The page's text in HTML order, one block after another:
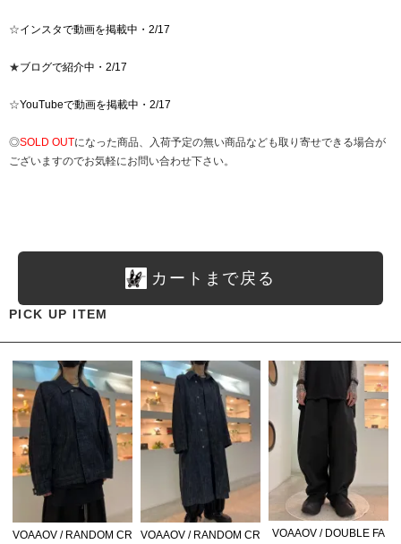
☆インスタで動画を掲載中・2/17
★ブログで紹介中・2/17
☆YouTubeで動画を掲載中・2/17
◎SOLD OUTになった商品、入荷予定の無い商品なども取り寄せできる場合が
ございますのでお気軽にお問い合わせ下さい。
カートまで戻る
PICK UP ITEM
VOAAOV / RANDOM CR VOAAOV / RANDOM CR
VOAAOV / DOUBLE FA